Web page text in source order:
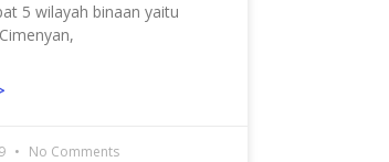
5 wilayah binaan yaitu
No Comments